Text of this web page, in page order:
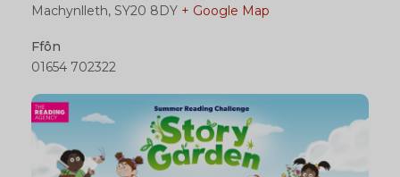
Machynlleth, SY20 8DY + Google Map
Ffôn
01654 702322